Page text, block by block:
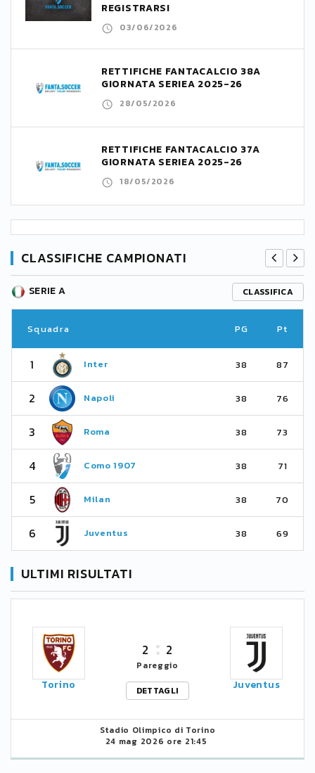
REGISTRARSI
03/06/2026
RETTIFICHE FANTACALCIO 38A
GIORNATA SERIEA 2025-26
28/05/2026
RETTIFICHE FANTACALCIO 37A
GIORNATA SERIEA 2025-26
18/05/2026
CLASSIFICHE CAMPIONATI
SERIE A CLASSIFICA
Squadra PG Pt
1 Inter 38 87
2 Napoli 38 76
3 Roma 38 73
4 Como 1907 38 71
5 Milan 38 70
6 Juventus 38 69
ULTIMI RISULTATI
Torino
2 2
Pareggio
DETTAGLI
Juventus
Stadio Olimpico di Torino
24 mag 2026 ore 21:45